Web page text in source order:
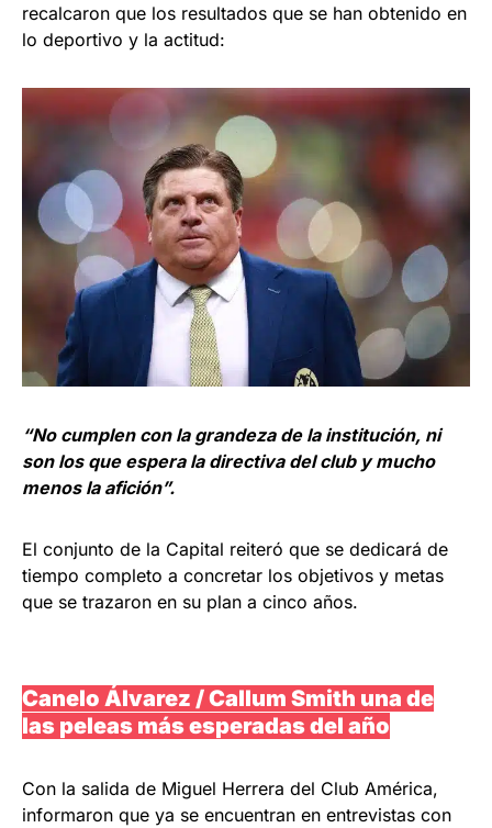
recalcaron que los resultados que se han obtenido en
lo deportivo y la actitud:
“No cumplen con la grandeza de la institución, ni
son los que espera la directiva del club y mucho
menos la afición”.
El conjunto de la Capital reiteró que se dedicará de
tiempo completo a concretar los objetivos y metas
que se trazaron en su plan a cinco años.
Canelo Álvarez / Callum Smith una de
las peleas más esperadas del año
Con la salida de Miguel Herrera del Club América,
informaron que ya se encuentran en entrevistas con